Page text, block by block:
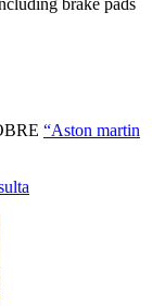
brake pads
“Aston martin